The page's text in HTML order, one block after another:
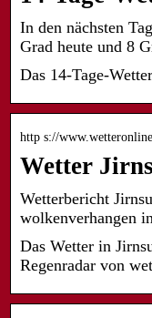
In den nächsten
Grad heute und 8
Das 14-Tage-
http s://
Wetter
Wetterbericht
wolkenverhangen
Das Wetter in
Regenradar von